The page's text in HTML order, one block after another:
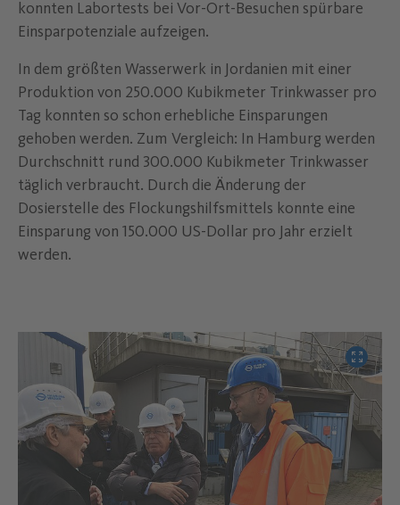
konnten Labortests bei Vor-Ort-Besuchen spürbare
Einsparpotenziale aufzeigen.
In dem größten Wasserwerk in Jordanien mit einer
Produktion von 250.000 Kubikmeter Trinkwasser pro
Tag konnten so schon erhebliche Einsparungen
gehoben werden. Zum Vergleich: In Hamburg werden
Durchschnitt rund 300.000 Kubikmeter Trinkwasser
täglich verbraucht. Durch die Änderung der
Dosierstelle des Flockungshilfsmittels konnte eine
Einsparung von 150.000 US-Dollar pro Jahr erzielt
werden.
Bild